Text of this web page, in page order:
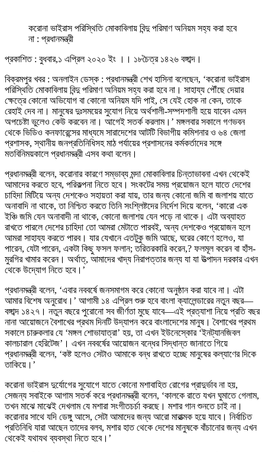
করোনা ভাইরাস পরিস্থিতি মোকাবিলায় বিন্দু পরিমাণ অনিয়ম সহ্য করা হবে
না : প্রধানমন্ত্রী
প্রকাশিত : বুধবার,১ এপ্রিল ২০২০ ইং ।। ১৮চৈত্র ১৪২৬ বঙ্গাব্দ।
বিক্রমপুর খবর : অনলাইন ডেস্ক : প্রধানমন্ত্রী শেখ হাসিনা বলেছেন, ‘করোনা ভাইরাস
পরিস্থিতি মোকাবিলায় বিন্দু পরিমাণ অনিয়ম সহ্য করা হবে না। সাহায্য পৌঁছে দেয়ার
ক্ষেত্রে কোনো অভিযোগ বা কোনো অনিয়ম যদি পাই, সে যেই হোক না কেন, তাকে
রেহাই দেব না। মানুষের দুঃসময়ের সুযোগ নিয়ে অর্থশালী-সম্পদশালী হয়ে যাবেন এমন
অপচেষ্টা ভুলেও কেউ করবেন না। আগেই সতর্ক করলাম।’ মঙ্গলবার সকালে গণভবন
থেকে ভিডিও কনফারেন্সের মাধ্যমে সারাদেশের আটটি বিভাগীয় কমিশনার ও ৬৪ জেলা
প্রশাসক, স্থানীয় জনপ্রতিনিধিসহ মাঠ পর্যায়ের প্রশাসনের কর্মকর্তাদের সঙ্গে
মতবিনিময়কালে প্রধানমন্ত্রী এসব কথা বলেন।
প্রধানমন্ত্রী বলেন, করোনার কারণে সম্ভাব্য মন্দা মোকাবিলার চিন্তাভাবনা এখন থেকেই
আমাদের করতে হবে, পরিকল্পনা নিতে হবে। সংকটের সময় প্রয়োজন হলে যাতে দেশের
চাহিদা মিটিয়ে অন্য দেশকেও সহায়তা করা যায়, তার জন্য কোনো জমি বা জলাশয় যাতে
অনাবাদি না থাকে, তা নিশ্চিত করতে তিনি সংশ্লিষ্টদের নির্দেশ দিয়ে বলেন, ‘কারো এক
ইঞ্চি জমি যেন অনাবাদী না থাকে, কোনো জলাশয় যেন পড়ে না থাকে। এটা অব্যাহত
রাখতে পারলে দেশের চাহিদা তো আমরা মেটাতে পারবই, অন্য দেশকেও প্রয়োজন হলে
আমরা সাহায্য করতে পারব। যার যেখানে এতটুকু জমি আছে, ঘরের কোণে হলেও, যা
পারেন, যেটা পারেন, একটা কিছু ফসল ফলান; তরিতরকারি করেন,? ফলমূল করেন বা হাঁস-
মুরগির খামার করেন। অর্থাত্, আমাদের খাদ্য নিরাপত্তার জন্য যা যা উত্পাদন দরকার এখন
থেকে উদ্যোগ নিতে হবে।’
প্রধানমন্ত্রী বলেন, ‘এবার নববর্ষে জনসমাগম করে কোনো অনুষ্ঠান করা যাবে না। এটা
আমার বিশেষ অনুরোধ।’ আগামী ১৪ এপ্রিল শুরু হবে বাংলা ক্যালেন্ডারের নতুন বছর—
বঙ্গাব্দ ১৪২৭। নতুন বছরে পুরোনো সব জীর্ণতা মুছে যাবে—এই প্রত্যাশা নিয়ে প্রতি বছর
নানা আয়োজনে বৈশাখের প্রথম দিনটি উদ্যাপন করে বাংলাদেশের মানুষ। বৈশাখের প্রথম
সকালে চারুকলার যে ‘মঙ্গল শোভাযাত্রা’ হয়, তা এখন ইউনেস্কোর ‘ইনট্যানজিবল
কালচারাল হেরিটেজ’। এখন নববর্ষের আয়োজন বন্ধের সিদ্ধান্ত জানাতে গিয়ে
প্রধানমন্ত্রী বলেন, ‘কষ্ট হলেও সেটাও আমাকে বন্ধ রাখতে হচ্ছে মানুষের কল্যাণের দিকে
তাকিয়ে।’
করোনা ভাইরাস দুর্যোগের সুযোগে যাতে কোনো মশাবাহিত রোগের প্রাদুর্ভাব না হয়,
সেজন্য সবাইকে আগাম সতর্ক করে প্রধানমন্ত্রী বলেন, ‘কালকে রাতে যখন ঘুমাতে গেলাম,
তখন মাঝে মাঝেই দেখলাম যে মশারা সংগীতচর্চা করছে। মশার গান শুনতে চাই না।
করোনার সাথে যদি ডেঙ্গু আসে, সেটা আমাদের জন্য আরো মারাত্মক হয়ে যাবে। নির্বাচিত
প্রতিনিধি যারা আছেন তাদের বলব, মশার হাত থেকে দেশের মানুষকে বাঁচানোর জন্য এখন
থেকেই যথাযথ ব্যবস্থা নিতে হবে।’